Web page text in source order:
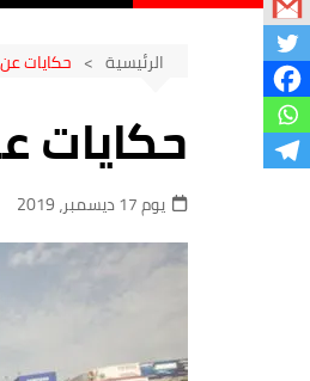
الرئيسية حكايات
حكايات
يوم 17 ديسمبر، 2019